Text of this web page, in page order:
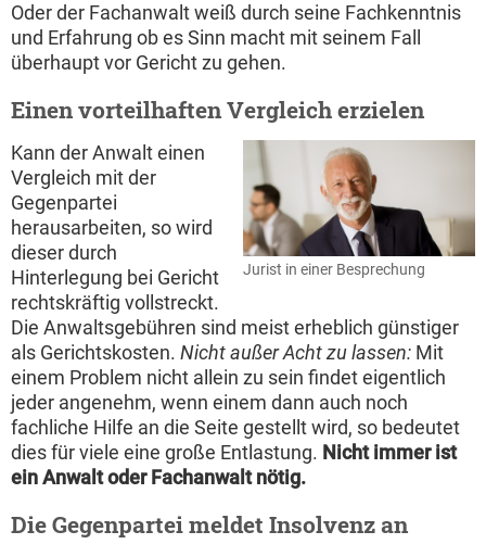
Oder der Fachanwalt weiß durch seine Fachkenntnis
und Erfahrung ob es Sinn macht mit seinem Fall
überhaupt vor Gericht zu gehen.
Einen vorteilhaften Vergleich erzielen
Jurist in einer Besprechung
Kann der Anwalt einen
Vergleich mit der
Gegenpartei
herausarbeiten, so wird
dieser durch
Hinterlegung bei Gericht
rechtskräftig vollstreckt.
Die Anwaltsgebühren sind meist erheblich günstiger
als Gerichtskosten. Nicht außer Acht zu lassen: Mit
einem Problem nicht allein zu sein findet eigentlich
jeder angenehm, wenn einem dann auch noch
fachliche Hilfe an die Seite gestellt wird, so bedeutet
dies für viele eine große Entlastung. Nicht immer ist
ein Anwalt oder Fachanwalt nötig.
Die Gegenpartei meldet Insolvenz an